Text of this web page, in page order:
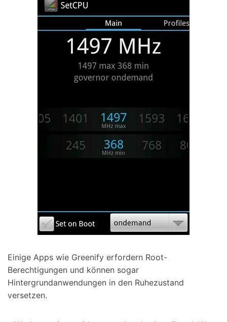
Einige Apps wie Greenify erfordern Root-
Berechtigungen und können sogar
Hintergrundanwendungen in den Ruhezustand
versetzen.